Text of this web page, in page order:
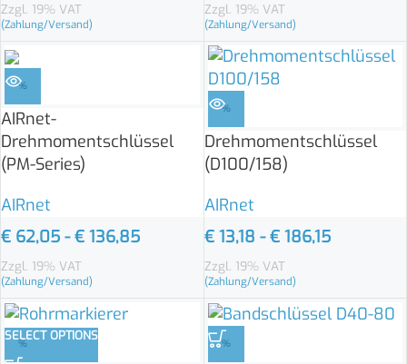
Zzgl. 19% VAT
(Zahlung/Versand)
Zzgl. 19% VAT
(Zahlung/Versand)
%
AIRnet-
Drehmomentschlüssel
(PM-Series)
AIRnet
€ 62,05 -€ 136,85
Zzgl. 19% VAT
(Zahlung/Versand)
%
Drehmomentschlüssel
(D100/158)
AIRnet
€13,18 -€186,15
Zzgl. 19% VAT
(Zahlung/Versand)
%
SELECT OPTIONS
%